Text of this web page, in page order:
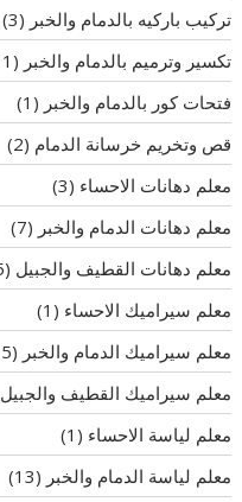
تركيب باركيه بالدمام والخبر (3)
تكسير وترميم بالدمام والخبر (11)
فتحات كور بالدمام والخبر (1)
قص وتخريم خرسانة الدمام (2)
معلم دهانات الاحساء (3)
معلم دهانات الدمام والخبر (7)
معلم دهانات القطيف والجبيل (5)
معلم سيراميك الاحساء (1)
معلم سيراميك الدمام والخبر (15)
معلم سيراميك القطيف والجبيل
معلم لياسة الاحساء (1)
معلم لياسة الدمام والخبر (13)